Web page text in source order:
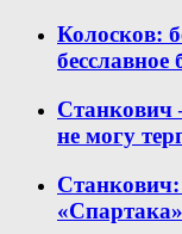
Колосков:
бесславное
Станкович
не могу